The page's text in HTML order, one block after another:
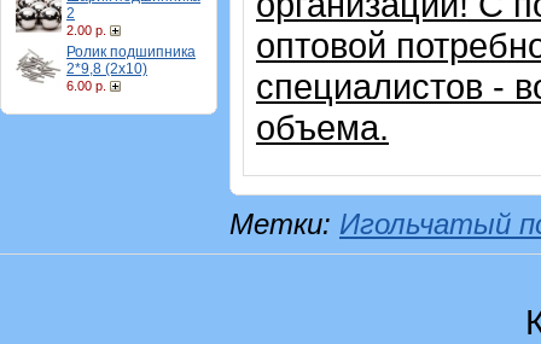
2
2.00 р.
Ролик подшипника
2*9,8 (2х10)
6.00 р.
оптовой
специалистов -
объема.
Метки: Игольчатый